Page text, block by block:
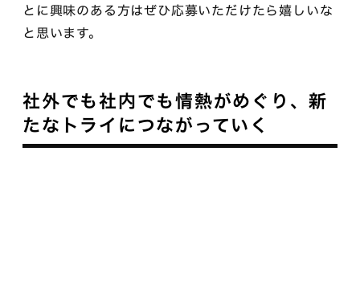
とに興味のある方はぜひ応募いただけたら嬉しいな
と思います。
社外でも社内でも情熱がめぐり、新
たなトライにつながっていく